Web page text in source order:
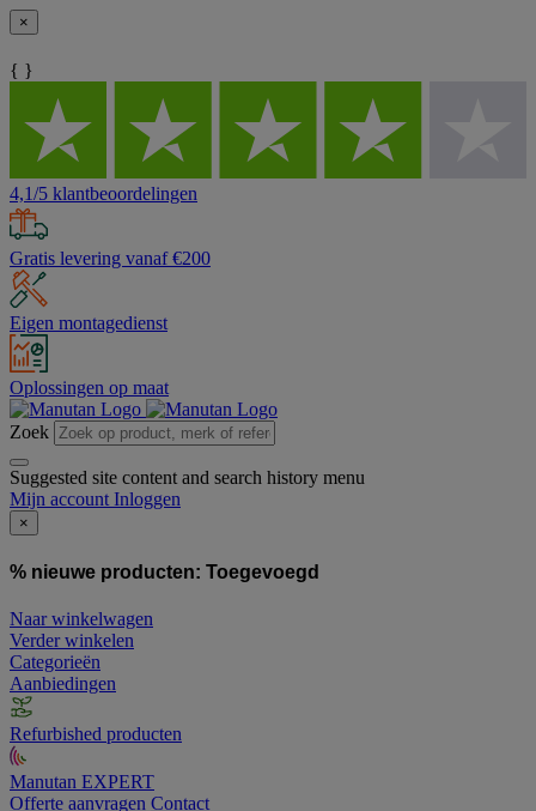
×
{ }
4,1/5 klantbeoordelingen
Gratis levering vanaf €200
Eigen montagedienst
Oplossingen op maat
Zoek
Suggested site content and search history menu
Mijn account Inloggen
×
% nieuwe producten: Toegevoegd
Naar winkelwagen
Verder winkelen
Categorieën
Aanbiedingen
Refurbished producten
Manutan EXPERT
Offerte aanvragen Contact